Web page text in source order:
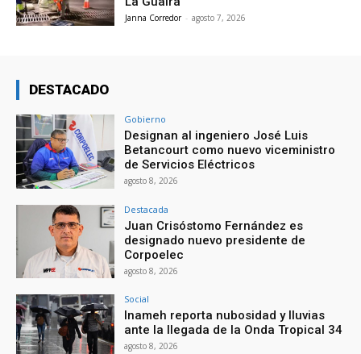
Janna Corredor - agosto 7, 2026
DESTACADO
Gobierno
Designan al ingeniero José Luis
Betancourt como nuevo viceministro
de Servicios Eléctricos
agosto 8, 2026
Destacada
Juan Crisóstomo Fernández es
designado nuevo presidente de
Corpoelec
agosto 8, 2026
Social
Inameh reporta nubosidad y lluvias
ante la llegada de la Onda Tropical 34
agosto 8, 2026